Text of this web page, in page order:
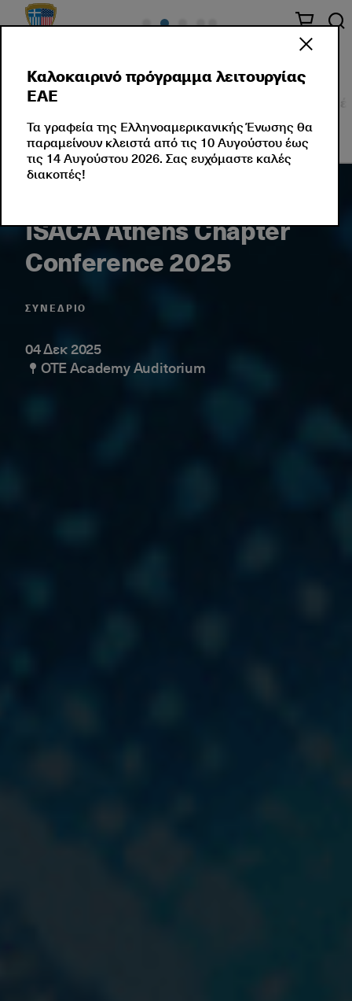
Σεμινάρια
ISACA Athens Chapter
Conference 2025
ΣΥΝΈΔΡΙΟ
04 Δεκ 2025
OTE Academy Auditorium
Καλοκαιρινό πρόγραμμα λειτουργίας
ΕΑΕ
Τα γραφεία της Ελληνοαμερικανικής Ένωσης θα
παραμείνουν κλειστά από τις 10 Αυγούστου έως
τις 14 Αυγούστου 2026. Σας ευχόμαστε καλές
διακοπές!